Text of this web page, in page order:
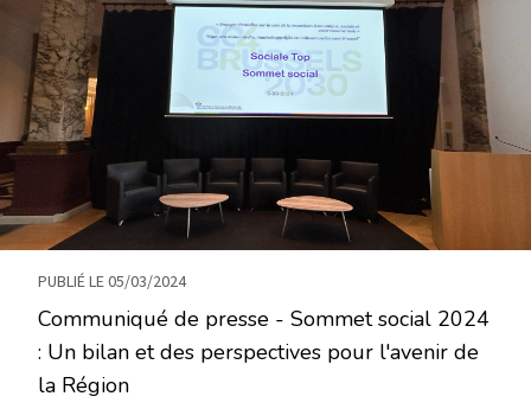
Communiqué de presse - Sommet social 2024
: Un bilan et des perspectives pour l'avenir de
la Région
PUBLIÉ LE 05/03/2024